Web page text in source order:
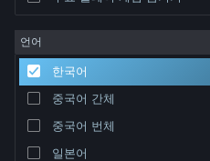
정보
지원
언어 변경
언어
한국어
중국어 간체
중국어 번체
일본어
정렬 기준 연관성